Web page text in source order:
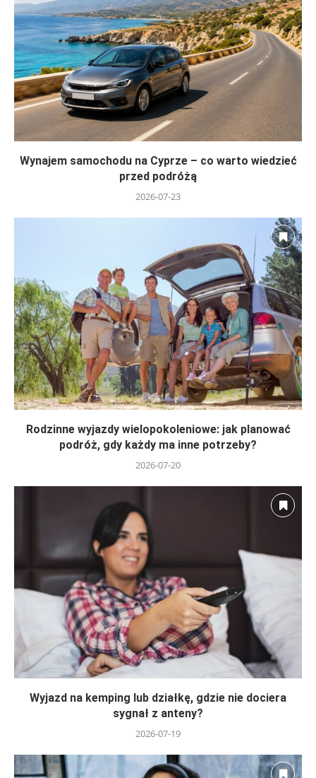
Wynajem samochodu na Cyprze – co warto wiedzieć
przed podróżą
2026-07-23
Rodzinne wyjazdy wielopokoleniowe: jak planować
podróż, gdy każdy ma inne potrzeby?
2026-07-20
Wyjazd na kemping lub działkę, gdzie nie dociera
sygnał z anteny?
2026-07-19